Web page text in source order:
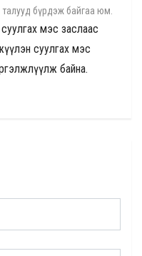
бүрдэж байгаа юм.
мэс заслаас
суулгах мэс
байна.